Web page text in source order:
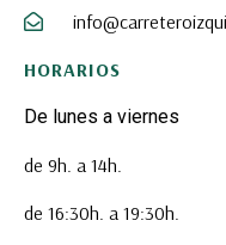
HORARIOS
De lunes a viernes
de 9h. a 14h.
de 16:30h. a 19:30h.